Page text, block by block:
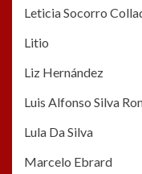
Leticia Socorro
Litio
Liz Hernández
Luis Alfonso Silva
Lula Da Silva
Marcelo Ebrard